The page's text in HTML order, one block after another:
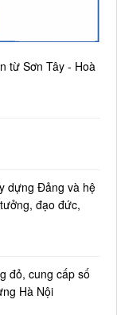
số"
từ Sơn Tây - Hoà
dựng Đảng và hệ
đạo đức,
đỏ, cung cấp số
Hà Nội